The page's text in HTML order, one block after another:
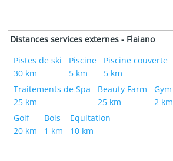
Distances services externes - Flaiano
Pistes de ski
30 km
Piscine
5 km
Piscine couverte
5 km
Traitements de Spa
25 km
Beauty Farm
25 km
Gym
2 km
Golf
20 km
Bols
1 km
Equitation
10 km